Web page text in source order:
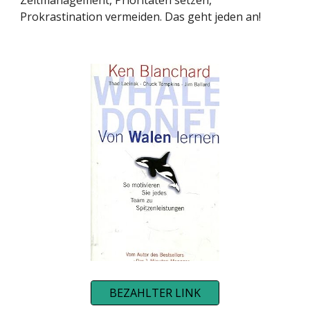
Prokrastination vermeiden. Das geht jeden an!
BEZAHLTER LINK